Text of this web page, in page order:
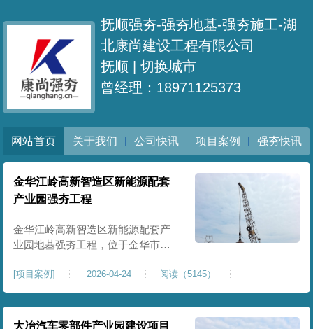
抚顺强夯-强夯地基-强夯施工-湖
北康尚建设工程有限公司
抚顺 |切换城市
曾经理：18971125373
网站首页 关于我们 公司快讯 项目案例 强夯快讯
金华江岭高新智造区新能源配套
产业园强夯工程
金华江岭高新智造区新能源配套产
业园地基强夯工程，位于金华市江
园区重点基建配套项目。本项目地
基强夯处理总面积40000㎡，施工范
围为新能源配套产业园核心建设地
块。项目场地为园区新建建设用
[项目案例] 2026-04-24 阅读（5145）
大冶汽车零部件产业园建设项目